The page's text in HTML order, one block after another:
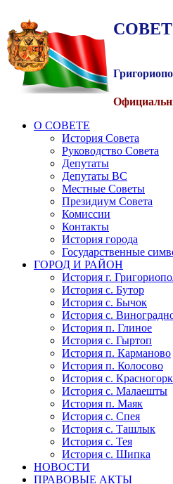
СОВЕТ
О СОВЕТЕ
История Совета
Руководство Совета
Депутаты
Депутаты ВС
Местные Советы
Президиум Совета
Комиссии
Контакты
История города
Государственные
ГОРОД И РАЙОН
История г.
История с. Бутор
История с. Бычок
История с.
История п. Глиное
История с. Гыртоп
История п. Карманово
История п. Колосово
История с.
История с. Малаешты
История п. Маяк
История с. Спея
История с. Ташлык
История с. Тея
История с. Шипка
НОВОСТИ
ПРАВОВЫЕ АКТЫ